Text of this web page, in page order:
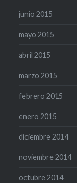
junio 2015
mayo 2015
abril 2015
marzo 2015
febrero 2015
enero 2015
diciembre 2014
noviembre 2014
octubre 2014